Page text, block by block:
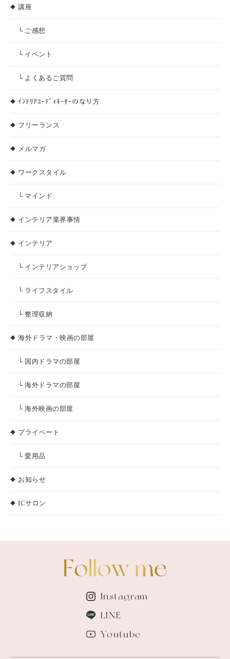
講座
└ ご感想
└ イベント
└ よくあるご質問
ｲﾝﾃﾘｱｺｰﾃﾞｨﾈｰﾀｰのなり方
フリーランス
メルマガ
ワークスタイル
└ マインド
インテリア業界事情
インテリア
└ インテリアショップ
└ ライフスタイル
└ 整理収納
海外ドラマ・映画の部屋
└ 国内ドラマの部屋
└ 海外ドラマの部屋
└ 海外映画の部屋
プライベート
└ 愛用品
お知らせ
ICサロン
Instagram
LINE
Youtube